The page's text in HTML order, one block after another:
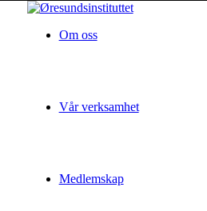
Om oss
Vår verksamhet
Medlemskap